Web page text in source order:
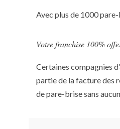
Avec plus de 1000
Votre franchise 100%
Certaines compagnies
partie de la facture des
de pare-brise sans